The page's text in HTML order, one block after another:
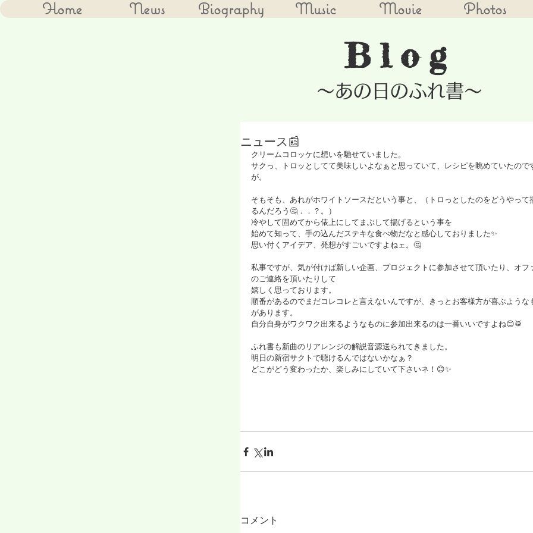
Home News Biography Music Movie Photos
Blog
​～あの日のふれ書～
ニュース📰
クリームコロッケに想いを馳せていました。
サクっ、トロッとしてて美味しいよなぁと思っていて、レシピを眺めていたので
が。
そもそも、あれがホワイトソースだという事と、（トロっとしたのをどうやって
るんだろう🤔．．？。）
冷やして固めてから俵上にしてまぶして揚げるという事を
始めて知って、手の込んだステキな食べ物だなと感心しておりました✨
思い付くアイデア、発想がすごいですよねェ。🤔
私事ですが、気が付けば新しい企画、プロジェクトに参加させて頂いたり、オフ
のご連絡を頂いたりして
嬉しく思っております。
順番があるのでまだコレコレと言えないんですが、きっとお客様方が喜ぶような
があります。
自分自身がワクワク出来るようなものに参加出来るのは一番いいですよね😊🥁
ふれ書も新曲のリアレンジの解説音源送られてきました。
明日の新宿サクトで聴けるんではないかなぁ？
どこがどう変わったか、楽しみにしていて下さいネ！😊✨
コメント